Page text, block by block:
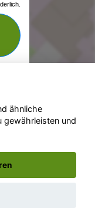
- 2026
ähnliche
gewährleisten und